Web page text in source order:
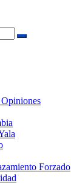
Forzado